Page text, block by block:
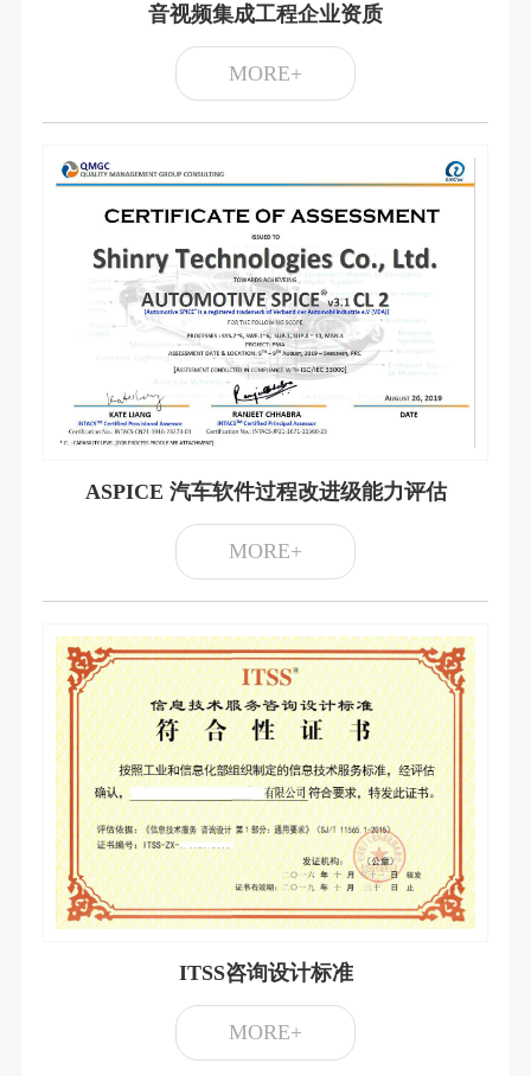
音视频集成工程企业资质
MORE+
ASPICE 汽车软件过程改进级能力评估
MORE+
ITSS咨询设计标准
MORE+